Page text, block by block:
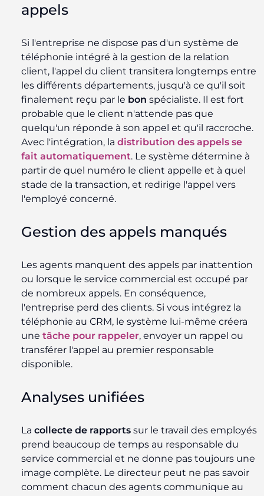
appels
Si l'entreprise ne dispose pas d'un système de
téléphonie intégré à la gestion de la relation
client, l'appel du client transitera longtemps entre
les différents départements, jusqu'à ce qu'il soit
finalement reçu par le bon spécialiste. Il est fort
probable que le client n'attende pas que
quelqu'un réponde à son appel et qu'il raccroche.
Avec l'intégration, la distribution des appels se
fait automatiquement. Le système détermine à
partir de quel numéro le client appelle et à quel
stade de la transaction, et redirige l'appel vers
l'employé concerné.
Gestion des appels manqués
Les agents manquent des appels par inattention
ou lorsque le service commercial est occupé par
de nombreux appels. En conséquence,
l'entreprise perd des clients. Si vous intégrez la
téléphonie au CRM, le système lui-même créera
une tâche pour rappeler, envoyer un rappel ou
transférer l'appel au premier responsable
disponible.
Analyses unifiées
La collecte de rapports sur le travail des employés
prend beaucoup de temps au responsable du
service commercial et ne donne pas toujours une
image complète. Le directeur peut ne pas savoir
comment chacun des agents communique au